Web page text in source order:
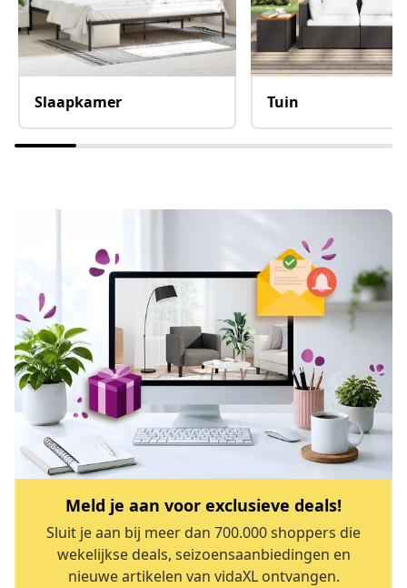
Slaapkamer Tuin
Meld je aan voor exclusieve deals!
Sluit je aan bij meer dan 700.000 shoppers die
wekelijkse deals, seizoensaanbiedingen en
nieuwe artikelen van vidaXL ontvangen.